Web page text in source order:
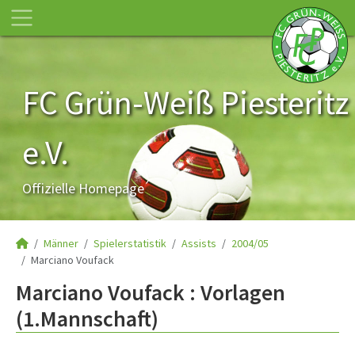
FC Grün-Weiß Piesteritz
e.V.
Offizielle Homepage
Männer Spielerstatistik Assists
2004/05
Marciano Voufack
Marciano Voufack : Vorlagen
(1.Mannschaft)